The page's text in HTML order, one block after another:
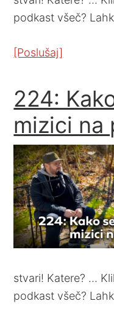
podkast všeč?
[Poslušaj]
224:
mizici na
stvari! Katere? …
podkast všeč?